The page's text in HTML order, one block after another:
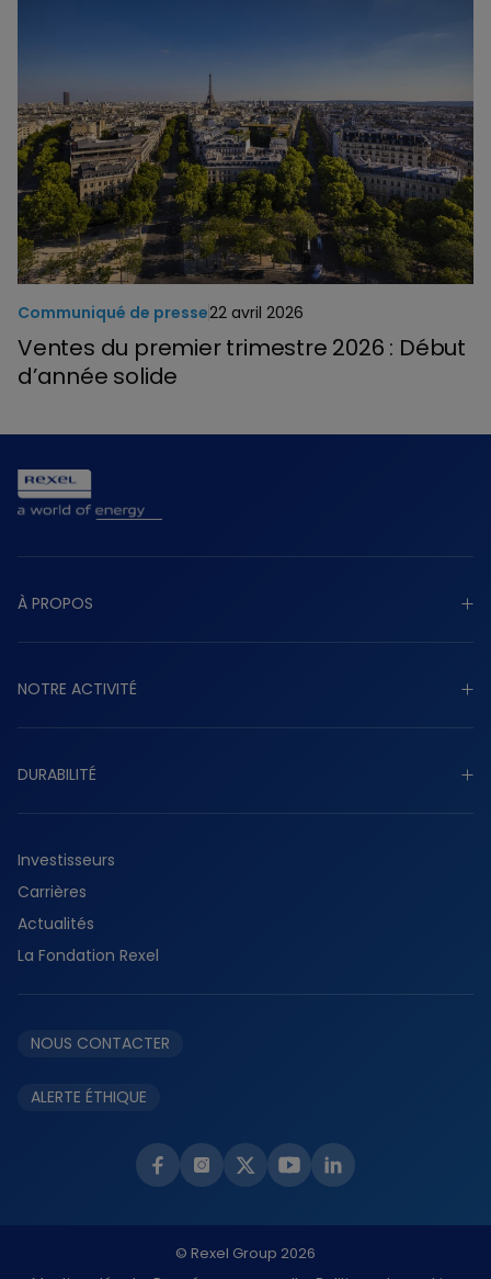
Communiqué de presse22 avril 2026
Ventes du premier trimestre 2026 : Début
d’année solide
À PROPOS
Raison d’être
Stratégie
Gouvernance
NOTRE ACTIVITÉ
Industriel
Tertiaire
Résidentiel
Services
Fournisseurs
DURABILITÉ
Planète
Collaborateurs
Partenaires
Éthique et conformité
Investisseurs
Carrières
Actualités
La Fondation Rexel
NOUS CONTACTER
ALERTE ÉTHIQUE
© Rexel Group 2026